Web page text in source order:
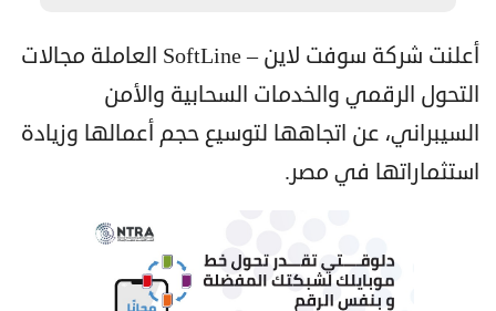
أعلنت شركة سوفت لاين – SoftLine العاملة مجالات
التحول الرقمي والخدمات السحابية والأمن
السيبراني، عن اتجاهها لتوسيع حجم أعمالها وزيادة
استثماراتها في مصر.